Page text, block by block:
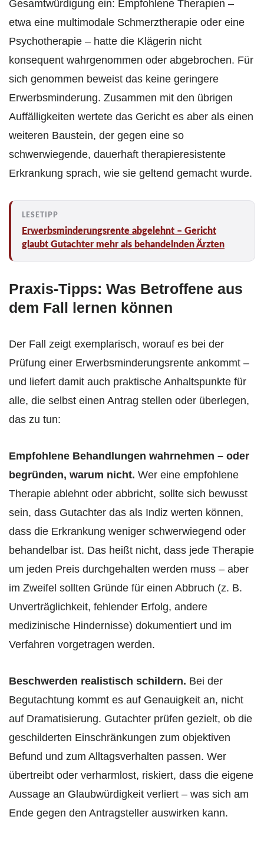
Gesamtwürdigung ein: Empfohlene Therapien –
etwa eine multimodale Schmerztherapie oder eine
Psychotherapie – hatte die Klägerin nicht
konsequent wahrgenommen oder abgebrochen. Für
sich genommen beweist das keine geringere
Erwerbsminderung. Zusammen mit den übrigen
Auffälligkeiten wertete das Gericht es aber als einen
weiteren Baustein, der gegen eine so
schwerwiegende, dauerhaft therapieresistente
Erkrankung sprach, wie sie geltend gemacht wurde.
Erwerbsminderungsrente abgelehnt – Gericht
glaubt Gutachter mehr als behandelnden Ärzten
Praxis-Tipps: Was Betroffene aus
dem Fall lernen können
Der Fall zeigt exemplarisch, worauf es bei der
Prüfung einer Erwerbsminderungsrente ankommt –
und liefert damit auch praktische Anhaltspunkte für
alle, die selbst einen Antrag stellen oder überlegen,
das zu tun:
Empfohlene Behandlungen wahrnehmen – oder
begründen, warum nicht. Wer eine empfohlene
Therapie ablehnt oder abbricht, sollte sich bewusst
sein, dass Gutachter das als Indiz werten können,
dass die Erkrankung weniger schwerwiegend oder
behandelbar ist. Das heißt nicht, dass jede Therapie
um jeden Preis durchgehalten werden muss – aber
im Zweifel sollten Gründe für einen Abbruch (z. B.
Unverträglichkeit, fehlender Erfolg, andere
medizinische Hindernisse) dokumentiert und im
Verfahren vorgetragen werden.
Beschwerden realistisch schildern. Bei der
Begutachtung kommt es auf Genauigkeit an, nicht
auf Dramatisierung. Gutachter prüfen gezielt, ob die
geschilderten Einschränkungen zum objektiven
Befund und zum Alltagsverhalten passen. Wer
übertreibt oder verharmlost, riskiert, dass die eigene
Aussage an Glaubwürdigkeit verliert – was sich am
Ende gegen den Antragsteller auswirken kann.